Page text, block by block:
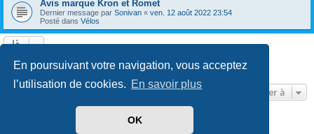
En poursuivant votre navigation, vous acceptez
l’utilisation de cookies. En savoir plus
OK
Avis marque Kron et Romet
Dernier message par Sonivan « ven. 12 août 2022 23:54
Posté dans Vélos
602 résultats trouvés Page1sur13
1 2 3 4 5 … 13
Aller à
phpBB ® Forum Software © phpBB Limited
phpBB-fr.com